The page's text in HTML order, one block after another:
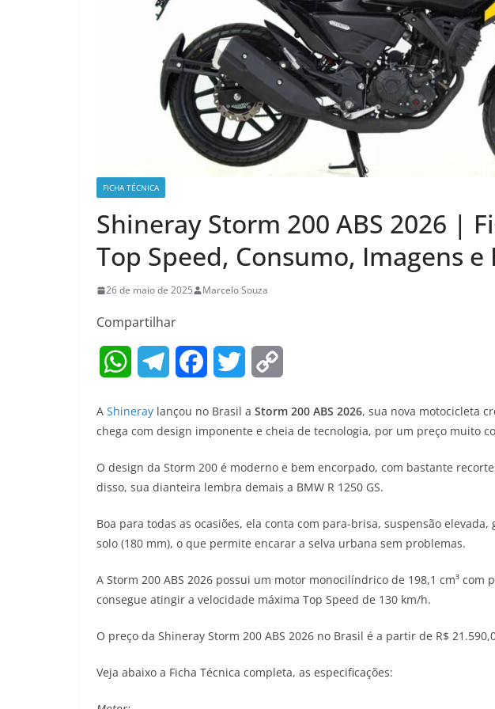
FICHA TÉCNICA
Shineray Storm 200 ABS 2026 |
Top Speed, Consumo, Imagens e
26 de maio de 2025 Marcelo Souza
Compartilhar
W
a
s
A
p
p
l
g
r
a
m
c
b
o
o
k
i
t
e
r
p
L
i
n
k
A Shineray lançou no Brasil a Storm 200 ABS 2026, sua nova motocicleta
chega com design imponente e cheia de tecnologia, por um preço muito
O design da Storm 200 é moderno e bem encorpado, com bastante
disso, sua dianteira lembra demais a BMW R 1250 GS.
Boa para todas as ocasiões, ela conta com para-brisa, suspensão
solo (180 mm), o que permite encarar a selva urbana sem problemas.
A Storm 200 ABS 2026 possui um motor monocilíndrico de 198,1 cm³ com
consegue atingir a velocidade máxima Top Speed de 130 km/h.
O preço da Shineray Storm 200 ABS 2026 no Brasil é a partir de R$
Veja abaixo a Ficha Técnica completa, as especificações: